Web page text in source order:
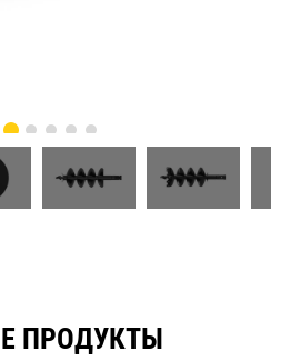
ПРОДУКТЫ